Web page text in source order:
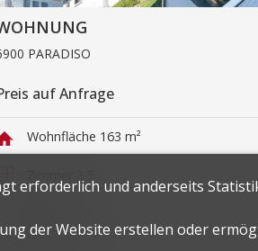
PARADISO
auf Anfrage
Wohnfläche 163 m²
erforderlich und anderseits
der Website erstellen oder